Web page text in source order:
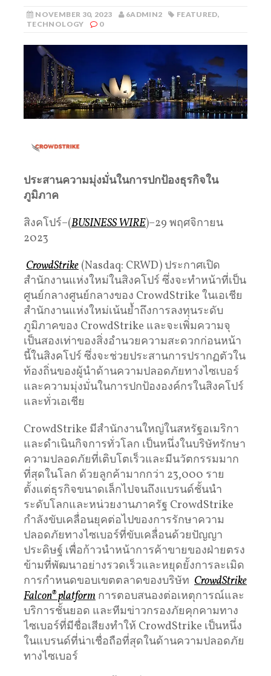
NOVEMBER 30, 2023 6ADMIN2 FEATURED,
TECHNOLOGY
0
ประสานความมุ่งมั่นในการปกป้องธุรกิจใน
ภูมิภาค
สิงคโปร์–(BUSINESS WIRE)–29 พฤศจิกายน
2023
CrowdStrike (Nasdaq: CRWD) ประกาศเปิด
สำนักงานแห่งใหม่ในสิงคโปร์ ซึ่งจะทำหน้าที่เป็น
ศูนย์กลางศูนย์กลางของ CrowdStrike ในเอเชีย
สำนักงานแห่งใหม่เน้นย้ำถึงการลงทุนระดับ
ภูมิภาคของ CrowdStrike และจะเพิ่มความจุ
เป็นสองเท่าของสิ่งอำนวยความสะดวกก่อนหน้า
นี้ในสิงคโปร์ ซึ่งจะช่วยประสานการปรากฏตัวใน
ท้องถิ่นของผู้นำด้านความปลอดภัยทางไซเบอร์
และความมุ่งมั่นในการปกป้ององค์กรในสิงคโปร์
และทั่วเอเชีย
CrowdStrike มีสำนักงานใหญ่ในสหรัฐอเมริกา
และดำเนินกิจการทั่วโลก เป็นหนึ่งในบริษัทรักษา
ความปลอดภัยที่เติบโตเร็วและมีนวัตกรรมมาก
ที่สุดในโลก ด้วยลูกค้ามากกว่า 23,000 ราย
ตั้งแต่ธุรกิจขนาดเล็กไปจนถึงแบรนด์ชั้นนำ
ระดับโลกและหน่วยงานภาครัฐ CrowdStrike
กำลังขับเคลื่อนยุคต่อไปของการรักษาความ
ปลอดภัยทางไซเบอร์ที่ขับเคลื่อนด้วยปัญญา
ประดิษฐ์ เพื่อก้าวนำหน้าการค้าขายของฝ่ายตรง
ข้ามที่พัฒนาอย่างรวดเร็วและหยุดยั้งการละเมิด
การกำหนดขอบเขตตลาดของบริษัท CrowdStrike
Falcon® platform การตอบสนองต่อเหตุการณ์และ
บริการชั้นยอด และทีมข่าวกรองภัยคุกคามทาง
ไซเบอร์ที่มีชื่อเสียงทำให้ CrowdStrike เป็นหนึ่ง
ในแบรนด์ที่น่าเชื่อถือที่สุดในด้านความปลอดภัย
ทางไซเบอร์